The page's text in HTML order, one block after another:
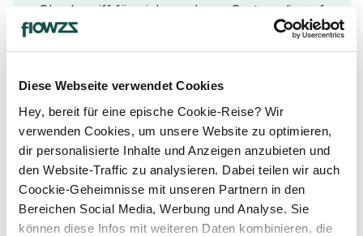
Diese Webseite verwendet Cookies
Hey, bereit für eine epische Cookie-Reise? Wir
verwenden Cookies, um unsere Website zu optimieren,
dir personalisierte Inhalte und Anzeigen anzubieten und
den Website-Traffic zu analysieren. Dabei teilen wir auch
Coockie-Geheimnisse mit unseren Partnern in den
Bereichen Social Media, Werbung und Analyse. Sie
können diese Infos mit weiteren Daten kombinieren, die
Oberbegriff für viele moderne Sorten, die auf
diese ursprünglichen Genetiken zurückgehen und
oft für ihre kompakte Struktur, starke
stehen.
Spannende Fakten über die
Kush-Genetik